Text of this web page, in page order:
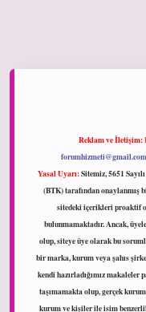
Reklam ve İletişim:
forumhizmeti@gmail.com
Yasal Uyarı:Sitemiz, 5651
(BTK) tarafından onaylanmış
sitedeki içerikleri proaktif
bulunmamaktadır. Ancak,
olup, siteye üye olarak bu
bir marka, kurum veya şahıs
kendi hazırladığımız
taşımamakta olup, gerçek
kurum ve kişiler ile isim